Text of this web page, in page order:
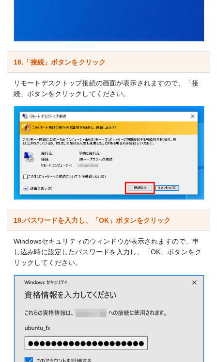
18.「接続」ボタンをクリック
リモートデスクトップ接続の画面が表示されますので、「接
続」ボタンをクリックしてください。
19.パスワードを入力し、「OK」ボタンをクリック
Windowsセキュリティのウィンドウが表示されますので、申
し込み時に設定したパスワードを入力し、「OK」ボタンをク
リックしてください。